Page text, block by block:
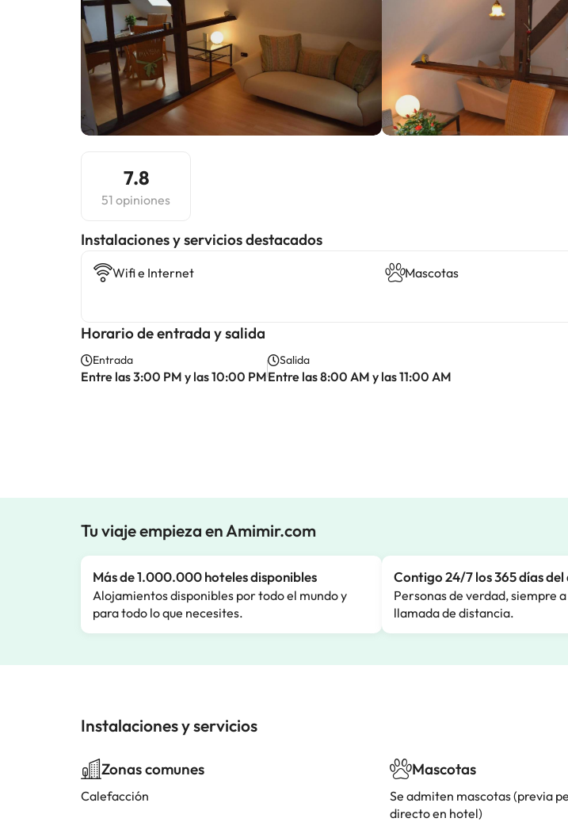
7.8
51 opiniones
Instalaciones y servicios destacados
Wifi e Internet Mascotas
Horario de entrada y salida
Entrada
Entre las 3:00 PM y las 10:00 PM
Salida
Entre las 8:00 AM y las 11:00 AM
Tu viaje empieza en Amimir.com
Más de 1.000.000 hoteles disponibles
Alojamientos disponibles por todo el mundo y
para todo lo que necesites.
Contigo 24/7 los 365 días del
Personas de verdad, siempre
llamada de distancia.
Instalaciones y servicios
Zonas comunes
Calefacción
Mascotas
Se admiten mascotas (previa
directo en hotel)